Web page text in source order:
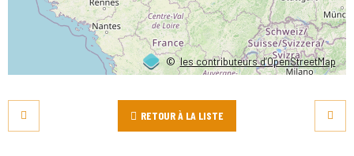
©les contributeurs d’OpenStreetMap
RETOUR À LA LISTE